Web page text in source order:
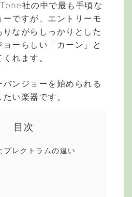
社の中で最も手頃な
ーですが、エントリーモ
ながらしっかりとした
ーらしい「カーン」と
れます。
バンジョーを始められる
い楽器です。
目次
プレクトラムの違い